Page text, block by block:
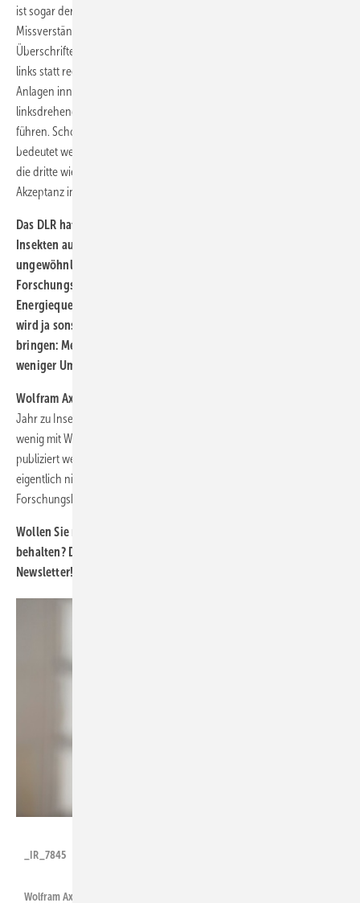
ist sogar deren Aufgabe. Aber Wissenschaft ist auch gefordert keine
Missverständnisse zu provozieren. Die Zusammenfassung und
Überschriften der Texte suggerieren, dass die Drehrichtung insgesamt
links statt rechts sein sollte. Im Text wird aber die zweite Reihe von
Anlagen innerhalb eines Windparks diskutiert und behauptet, dass
linksdrehende Anlagen in der zweiten Reihe zu höheren Erträgen
führen. Schon dies ist falsch. Gleichzeitig ist wohl jedem klar, was es
bedeutet wenn die erste Reihe im Uhrzeigersinn und die zweite links,
die dritte wieder im Uhrzeigersinn etc. dreht. Dies würde die
Akzeptanz in der Bevölkerung untergraben.
Das DLR hatte zuletzt durch eine Studie über Windkraft und
Insekten auf sich aufmerksam gemacht. Wie kommt es zu diesen
ungewöhnlichen Fragestellungen in einer
Forschungseinrichtung, die dem zügigen Ausbau einer sauberen
Energiequelle wie der Windkraft nicht dienlich ist? Geforscht
wird ja sonst eher dahingehend, die Technologie voran zu
bringen: Mehr Ertrag, weniger Material, besserer Transport,
weniger Umwelteinfluss wie Schall…
Wolfram Axthelm:
Jahr zu Insekten, viel mit Kaltakquise von Drittmitteln zu tun, aber
wenig mit Wissenschaftlichkeit. Wenn Thesen aufgestellt und medial
publiziert werden, die dem wissenschaftlichen Ruf der Institution
eigentlich nicht mehr gerecht werden, sollte dies zu denken geben. So
Forschungsbedarf zu generieren, gehört sich nicht.
Wollen Sie neue Erkenntnisse zur Windkraft-Technik im Blick
behalten? Dann abonnieren Sie doch unseren kostenlosen
Newsletter!
_IR_7845
Wolfram Axthelm